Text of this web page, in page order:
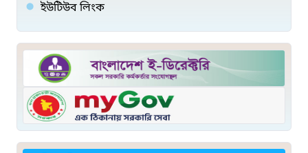
ইউটিউব লিংক